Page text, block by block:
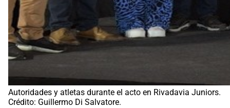
Autoridades y atletas durante el acto en Rivadavia Juniors.
Crédito: Guillermo Di Salvatore.